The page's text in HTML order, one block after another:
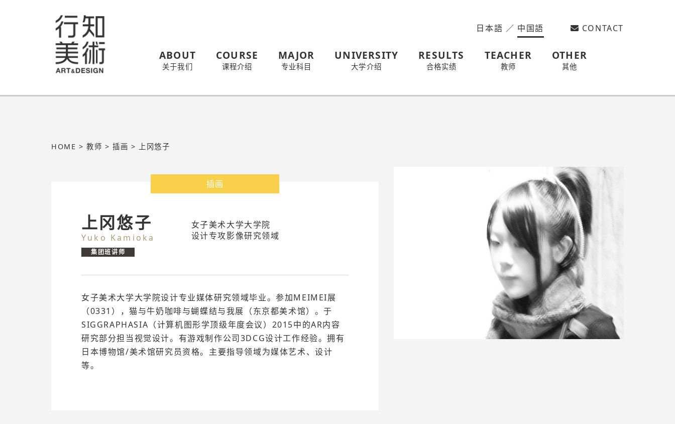
日本語 ／ 中国語 CONTACT
ABOUT
关于我们
COURSE
课程介绍
MAJOR
专业科目
UNIVERSITY
大学介绍
RESULTS
合格实绩
TEACHER
教师
OTHER
其他
HOME >教师 >插画 > 上冈悠子
插画
上冈悠子
Yuko Kamioka
女子美术大学大学院
设计专攻影像研究领域
集团班讲师
女子美术大学大学院设计专业媒体研究领域毕业。参加MEIMEI展
（0331），猫与牛奶咖啡与蝴蝶结与我展（东京都美术馆）。于
SIGGRAPHASIA（计算机图形学顶级年度会议）2015中的AR内容
研究部分担当视觉设计。有游戏制作公司3DCG设计工作经验。拥有
日本博物馆/美术馆研究员资格。主要指导领域为媒体艺术、设计
等。